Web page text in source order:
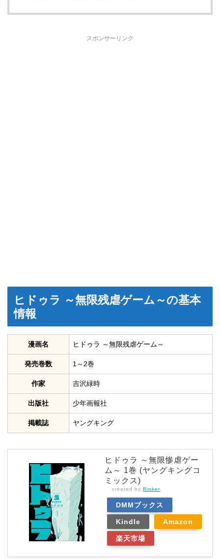
スポンサーリンク
ヒドゥラ ～無限残虐ゲーム～の基本
情報
漫画名 ヒドゥラ ～無限残虐ゲーム～
発売巻数 1～2巻
作家 吉沢緑時
出版社 少年画報社
掲載誌 ヤングキング
ヒドゥラ ～無限惨虐ゲー
ム～ 1巻 (ヤングキングコ
ミックス)
created by Rinker
DMMブックス
Kindle Amazon
楽天市場